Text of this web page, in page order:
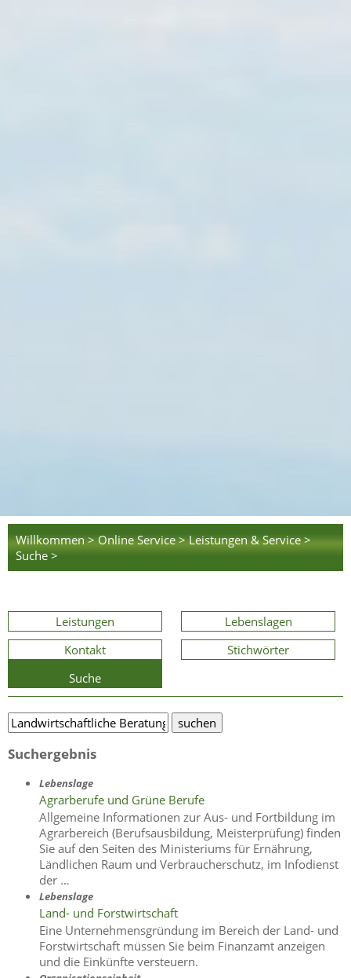
Willkommen > Online Service > Leistungen & Service >
Suche >
Leistungen
Lebenslagen
Kontakt
Stichwörter
Suche
Suchergebnis
Lebenslage
Agrarberufe und Grüne Berufe
Allgemeine Informationen zur Aus- und Fortbildung im
Agrarbereich (Berufsausbildung, Meisterprüfung) finden
Sie auf den Seiten des Ministeriums für Ernährung,
Ländlichen Raum und Verbraucherschutz, im Infodienst
der …
Lebenslage
Land- und Forstwirtschaft
Eine Unternehmensgründung im Bereich der Land- und
Forstwirtschaft müssen Sie beim Finanzamt anzeigen
und die Einkünfte versteuern.